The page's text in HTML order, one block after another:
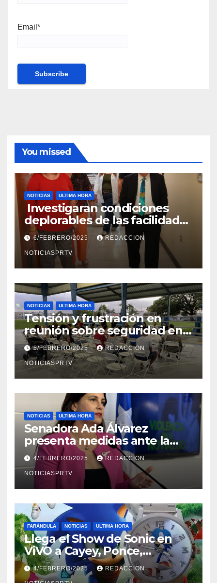
Email*
You missed
NOTICIAS ULTIMA HORA
Investigaran condiciones
deplorables de las facilidades
el Departamento de la Salud
en Mayagüez
6/FEBRERO/2025 REDACCION
NOTICIASPRTV
NOTICIAS ULTIMA HORA
Tensión y frustración en
reunión sobre seguridad en
Reparto Metropolitano
5/FEBRERO/2025 REDACCION
NOTICIASPRTV
NOTICIAS ULTIMA HORA
Senadora Ada Álvarez
presenta medidas ante la
violencia en el noviazgo
4/FEBRERO/2025 REDACCION
NOTICIASPRTV
FARÁNDULA NOTICIAS ULTIMA HORA
Llega el Show de Sonic en
ViVO a Cayey, Ponce,
Barceloneta y Humacao,
Relojes gratis para el que
4/FEBRERO/2025 REDACCION